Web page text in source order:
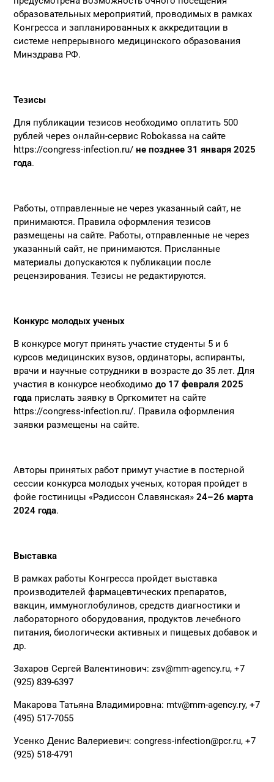
образовательных мероприятий, проводимых в рамках
Конгресса и запланированных к аккредитации в
системе непрерывного медицинского образования
Минздрава РФ.
Тезисы
Для публикации тезисов необходимо оплатить 500
рублей через онлайн-сервис Robokassa на сайте
https://congress-infection.ru/ не позднее 31 января 2025
года.
Работы, отправленные не через указанный сайт, не
принимаются. Правила оформления тезисов
размещены на сайте. Работы, отправленные не через
указанный сайт, не принимаются. Присланные
материалы допускаются к публикации после
рецензирования. Тезисы не редактируются.
Конкурс молодых ученых
В конкурсе могут принять участие студенты 5 и 6
курсов медицинских вузов, ординаторы, аспиранты,
врачи и научные сотрудники в возрасте до 35 лет. Для
участия в конкурсе необходимо до 17 февраля 2025
года прислать заявку в Оргкомитет на сайте
https://congress-infection.ru/. Правила оформления
заявки размещены на сайте.
Авторы принятых работ примут участие в постерной
сессии конкурса молодых ученых, которая пройдет в
фойе гостиницы «Рэдиссон Славянская»24–26 марта
2024 года.
Выставка
В рамках работы Конгресса пройдет выставка
производителей фармацевтических препаратов,
вакцин, иммуноглобулинов, средств диагностики и
лабораторного оборудования, продуктов лечебного
питания, биологически активных и пищевых добавок и
др.
Захаров Сергей Валентинович:zsv@mm-agency.ru, +7
(925) 839-6397
Макарова Татьяна Владимировна: mtv@mm-agency.ry, +7
(495) 517-7055
Усенко Денис Валериевич:congress-infection@pcr.ru, +7
(925) 518-4791